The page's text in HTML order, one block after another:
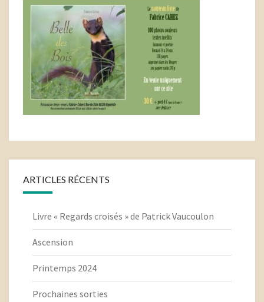
ARTICLES RÉCENTS
Livre « Regards croisés » de Patrick Vaucoulon
Ascension
Printemps 2024
Prochaines sorties